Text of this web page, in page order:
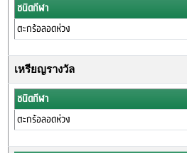
ชนิดกีฬา
ตะกร้อลอดห่วง
เหรียญรางวัล
ชนิดกีฬา
ตะกร้อลอดห่วง